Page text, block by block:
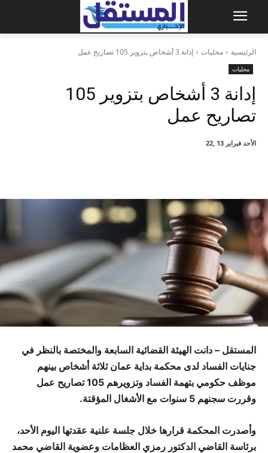
الرئيسية محليات إدانة 3 أشخاص بتزوير 105 تصاريح عمل
محليات
إدانة 3 أشخاص بتزوير 105
تصاريح عمل
الأحد فبراير 13 ,22
المستقل – دانت الهيئة القضائية السابعة والمختصة بالنظر في
جنايات الفساد لدى محكمة بداية عمان ثلاثة أشخاص بينهم
موظف حكومي بتهمة الفساد وتزويرهم 105 تصاريح عمل
وقررت سجنهم 5 سنوات مع الأشغال المؤقتة.
وأصدرت المحكمة قرارها خلال جلسة علنية عقدتها اليوم الأحد،
برئاسة القاضي الدكتور رمزي العظامات وعضوية القاضي محمد